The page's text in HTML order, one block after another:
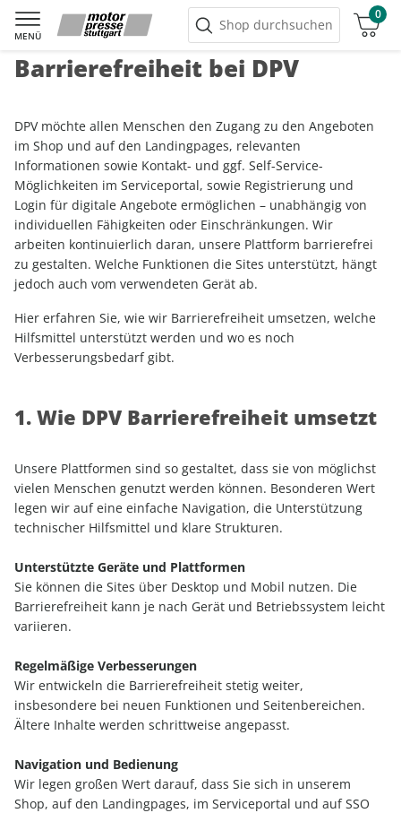
MENÜ
Shop durchsuchen
0
Warenkorb
Barrierefreiheit bei DPV
DPV möchte allen Menschen den Zugang zu den Angeboten
im Shop und auf den Landingpages, relevanten
Informationen sowie Kontakt- und ggf. Self-Service-
Möglichkeiten im Serviceportal, sowie Registrierung und
Login für digitale Angebote ermöglichen – unabhängig von
individuellen Fähigkeiten oder Einschränkungen. Wir
arbeiten kontinuierlich daran, unsere Plattform barrierefrei
zu gestalten. Welche Funktionen die Sites unterstützt, hängt
jedoch auch vom verwendeten Gerät ab.
Hier erfahren Sie, wie wir Barrierefreiheit umsetzen, welche
Hilfsmittel unterstützt werden und wo es noch
Verbesserungsbedarf gibt.
1. Wie DPV Barrierefreiheit umsetzt
Unsere Plattformen sind so gestaltet, dass sie von möglichst
vielen Menschen genutzt werden können. Besonderen Wert
legen wir auf eine einfache Navigation, die Unterstützung
technischer Hilfsmittel und klare Strukturen.
Unterstützte Geräte und Plattformen
Sie können die Sites über Desktop und Mobil nutzen. Die
Barrierefreiheit kann je nach Gerät und Betriebssystem leicht
variieren.
Regelmäßige Verbesserungen
Wir entwickeln die Barrierefreiheit stetig weiter,
insbesondere bei neuen Funktionen und Seitenbereichen.
Ältere Inhalte werden schrittweise angepasst.
Navigation und Bedienung
Wir legen großen Wert darauf, dass Sie sich in unserem
Shop, auf den Landingpages, im Serviceportal und auf SSO